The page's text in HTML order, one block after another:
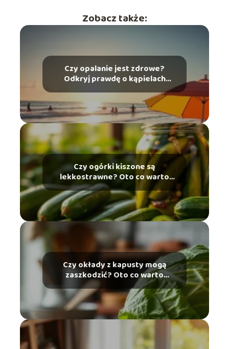
Zobacz także:
Czy opalanie jest zdrowe?
Odkryj prawdę o kąpielach
słonecznych
Czy ogórki kiszone są
lekkostrawne? Oto co warto
wiedzieć
Czy okłady z kapusty mogą
zaszkodzić? Oto co warto
wiedzieć